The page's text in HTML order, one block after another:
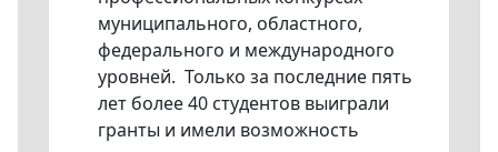
муниципального, областного,
федерального и международного
уровней. Только за последние пять
лет более 40 студентов выиграли
гранты и имели возможность